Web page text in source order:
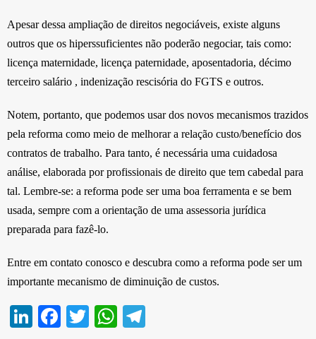
Apesar dessa ampliação de direitos negociáveis, existe alguns
outros que os hiperssuficientes não poderão negociar, tais como:
licença maternidade, licença paternidade, aposentadoria, décimo
terceiro salário , indenização rescisória do FGTS e outros.
Notem, portanto, que podemos usar dos novos mecanismos trazidos
pela reforma como meio de melhorar a relação custo/benefício dos
contratos de trabalho. Para tanto, é necessária uma cuidadosa
análise, elaborada por profissionais de direito que tem cabedal para
tal. Lembre-se: a reforma pode ser uma boa ferramenta e se bem
usada, sempre com a orientação de uma assessoria jurídica
preparada para fazê-lo.
Entre em contato conosco e descubra como a reforma pode ser um
importante mecanismo de diminuição de custos.
Li
Fa T
W